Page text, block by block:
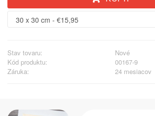
Stav tovaru:
Nové
Kód produktu:
00167-9
Záruka:
24 mesiacov